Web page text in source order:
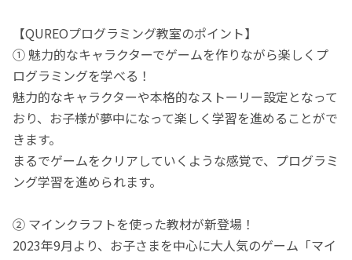
【QUREOプログラミング教室のポイント】
① 魅力的なキャラクターでゲームを作りながら楽しくプ
ログラミングを学べる！
魅力的なキャラクターや本格的なストーリー設定となって
おり、お子様が夢中になって楽しく学習を進めることがで
きます。
まるでゲームをクリアしていくような感覚で、プログラミ
ング学習を進められます。
② マインクラフトを使った教材が新登場！
2023年9月より、お子さまを中心に大人気のゲーム「マイ